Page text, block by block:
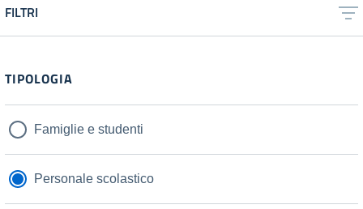
FILTRI
TIPOLOGIA
Famiglie e studenti
Personale scolastico